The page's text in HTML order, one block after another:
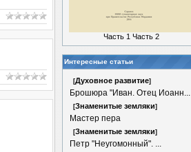
Часть 1 Часть 2
Интересные статьи
[Духовное развитие]
Брошюра "Иван. Отец Иоанн...
[Знаменитые земляки]
Мастер пера
[Знаменитые земляки]
Петр "Неугомонный". ...